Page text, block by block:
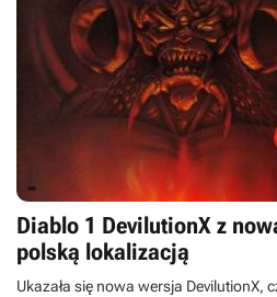
Diablo 1 DevilutionX z
polską lokalizacją
Ukazała się nowa wersja DevilutionX,